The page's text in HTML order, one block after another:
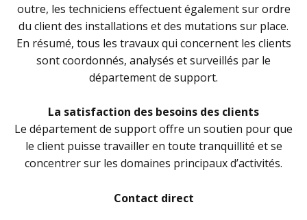
outre, les techniciens effectuent également sur ordre
du client des installations et des mutations sur place.
En résumé, tous les travaux qui concernent les clients
sont coordonnés, analysés et surveillés par le
département de support.
La satisfaction des besoins des clients
Le département de support offre un soutien pour que
le client puisse travailler en toute tranquillité et se
concentrer sur les domaines principaux d’activités.
Contact direct